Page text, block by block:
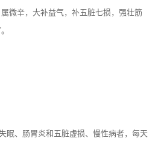
微辛，大补益气，补五脏七损，强壮筋
眠、肠胃炎和五脏虚损、慢性病者，每天